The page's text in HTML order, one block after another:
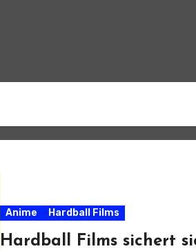
Anime Hardball Films
Hardball Films sichert